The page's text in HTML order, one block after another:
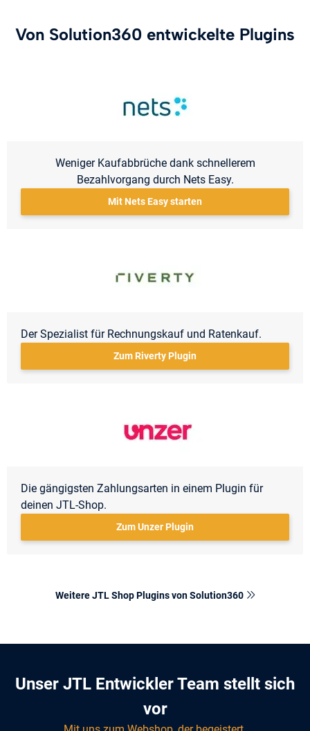
Von Solution360 entwickelte Plugins
Weniger Kaufabbrüche dank schnellerem
Bezahlvorgang durch Nets Easy.
Mit Nets Easy starten
Der Spezialist für Rechnungskauf und Ratenkauf.
Zum Riverty Plugin
Die gängigsten Zahlungsarten in einem Plugin für
deinen JTL-Shop.
Zum Unzer Plugin
Weitere JTL Shop Plugins von Solution360
Unser JTL Entwickler Team stellt sich
vor